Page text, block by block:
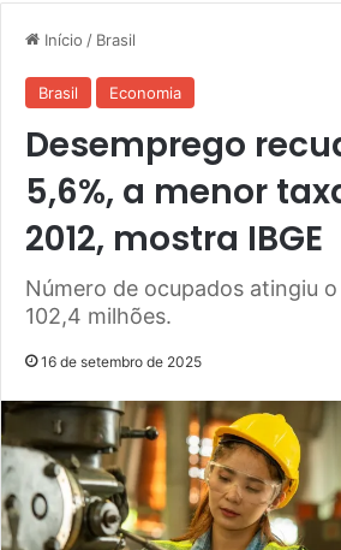
Início / Brasil
Brasil Economia
Desemprego
5,6%, a menor
2012, mostra IBGE
Número de ocupados atingiu
102,4 milhões.
16 de setembro de 2025